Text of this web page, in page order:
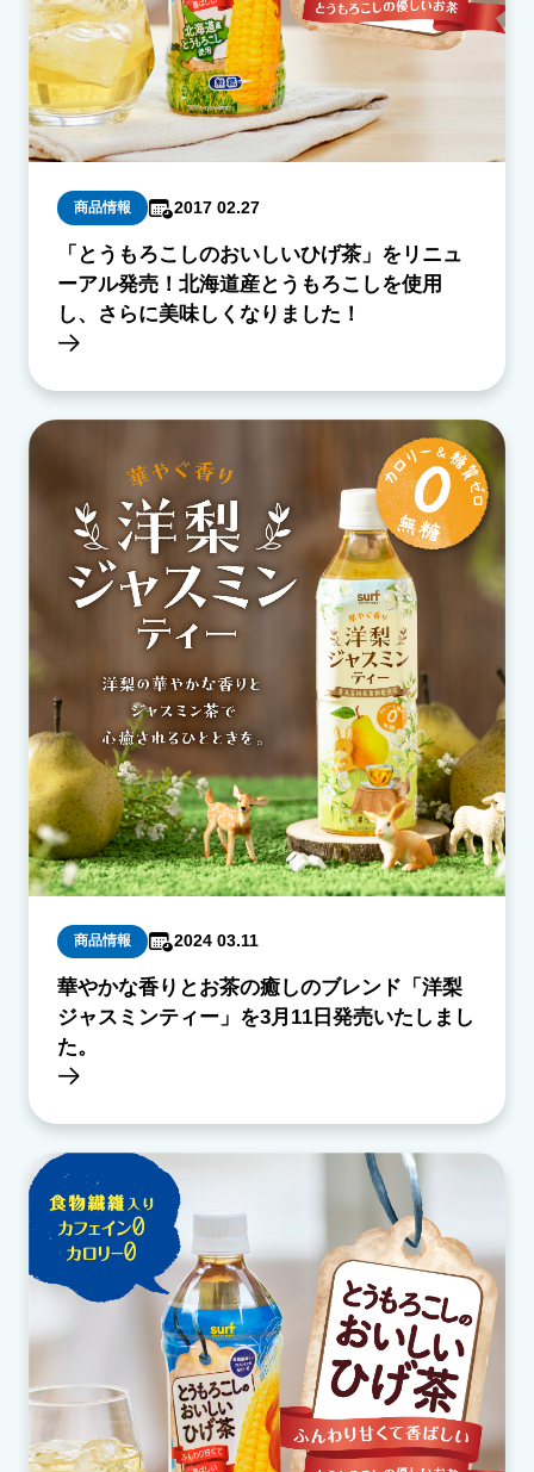
商品情報 2017 02.27
「とうもろこしのおいしいひげ茶」をリニュ
ーアル発売！北海道産とうもろこしを使用
し、さらに美味しくなりました！
商品情報 2024 03.11
華やかな香りとお茶の癒しのブレンド「洋梨
ジャスミンティー」を3月11日発売いたしまし
た。